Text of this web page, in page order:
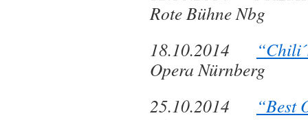
Rote Bühne Nbg
18.10.2014
Opera Nürnberg
25.10.2014
“Best